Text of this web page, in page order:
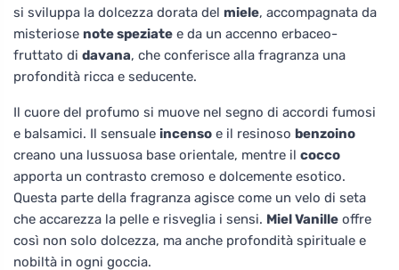
si sviluppa la dolcezza dorata del miele, accompagnata da
misteriose note speziate e da un accenno erbaceo-
fruttato di davana, che conferisce alla fragranza una
profondità ricca e seducente.
Il cuore del profumo si muove nel segno di accordi fumosi
e balsamici. Il sensuale incenso e il resinoso benzoino
creano una lussuosa base orientale, mentre il cocco
apporta un contrasto cremoso e dolcemente esotico.
Questa parte della fragranza agisce come un velo di seta
che accarezza la pelle e risveglia i sensi. Miel Vanille offre
così non solo dolcezza, ma anche profondità spirituale e
nobiltà in ogni goccia.